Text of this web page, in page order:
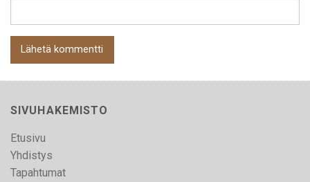
SIVUHAKEMISTO
Etusivu
Yhdistys
Tapahtumat